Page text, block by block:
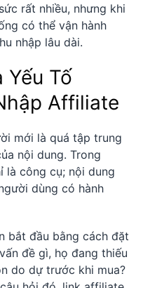
rất nhiều, nhưng khi
có thể vận hành
nhập lâu dài.
Yếu Tố
Affiliate
mới là quá tập trung
nội dung. Trong
là công cụ; nội dung
dùng có hành
bắt đầu bằng cách đặt
đề gì, họ đang thiếu
do dự trước khi mua?